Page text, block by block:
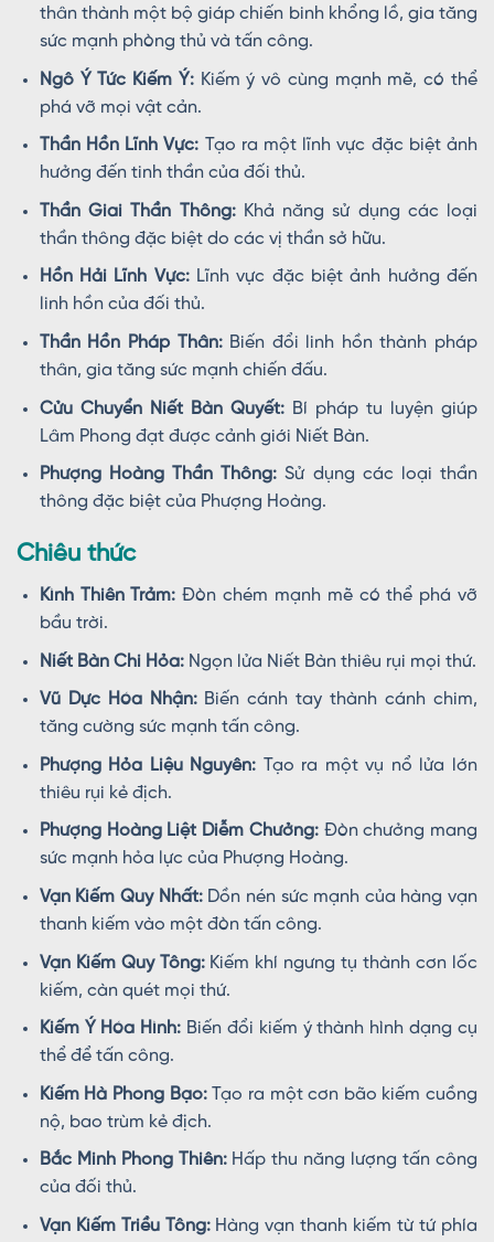
thân thành một bộ giáp chiến binh khổng lồ, gia tăng
sức mạnh phòng thủ và tấn công.
Ngô Ý Tức Kiếm Ý:Kiếm ý vô cùng mạnh mẽ, có thể
phá vỡ mọi vật cản.
Thần Hồn Lĩnh Vực: Tạo ra một lĩnh vực đặc biệt ảnh
hưởng đến tinh thần của đối thủ.
Thần Giai Thần Thông:Khả năng sử dụng các loại
thần thông đặc biệt do các vị thần sở hữu.
Hồn Hải Lĩnh Vực:Lĩnh vực đặc biệt ảnh hưởng đến
linh hồn của đối thủ.
Thần Hồn Pháp Thân:Biến đổi linh hồn thành pháp
thân, gia tăng sức mạnh chiến đấu.
Cửu Chuyển Niết Bàn Quyết:Bí pháp tu luyện giúp
Lâm Phong đạt được cảnh giới Niết Bàn.
Phượng Hoàng Thần Thông: Sử dụng các loại thần
thông đặc biệt của Phượng Hoàng.
Chiêu thức
Kình Thiên Trảm: Đòn chém mạnh mẽ có thể phá vỡ
bầu trời.
Niết Bàn Chi Hỏa:Ngọn lửa Niết Bàn thiêu rụi mọi thứ.
Vũ Dực Hóa Nhận:Biến cánh tay thành cánh chim,
tăng cường sức mạnh tấn công.
Phượng Hỏa Liệu Nguyên: Tạo ra một vụ nổ lửa lớn
thiêu rụi kẻ địch.
Phượng Hoàng Liệt Diễm Chưởng:Đòn chưởng mang
sức mạnh hỏa lực của Phượng Hoàng.
Vạn Kiếm Quy Nhất:Dồn nén sức mạnh của hàng vạn
thanh kiếm vào một đòn tấn công.
Vạn Kiếm Quy Tông:Kiếm khí ngưng tụ thành cơn lốc
kiếm, càn quét mọi thứ.
Kiếm Ý Hóa Hình: Biến đổi kiếm ý thành hình dạng cụ
thể để tấn công.
Kiếm Hà Phong Bạo:Tạo ra một cơn bão kiếm cuồng
nộ, bao trùm kẻ địch.
Bắc Minh Phong Thiên:Hấp thu năng lượng tấn công
của đối thủ.
Vạn Kiếm Triều Tông:Hàng vạn thanh kiếm từ tứ phía